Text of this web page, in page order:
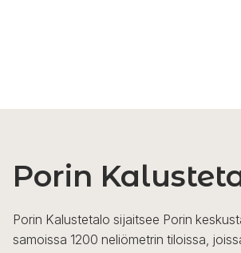
Porin
Porin Kalustetalo sijaitsee Porin
samoissa 1200 neliömetrin tiloissa,